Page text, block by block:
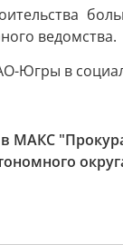
ведомства.
Югры в
МАКС